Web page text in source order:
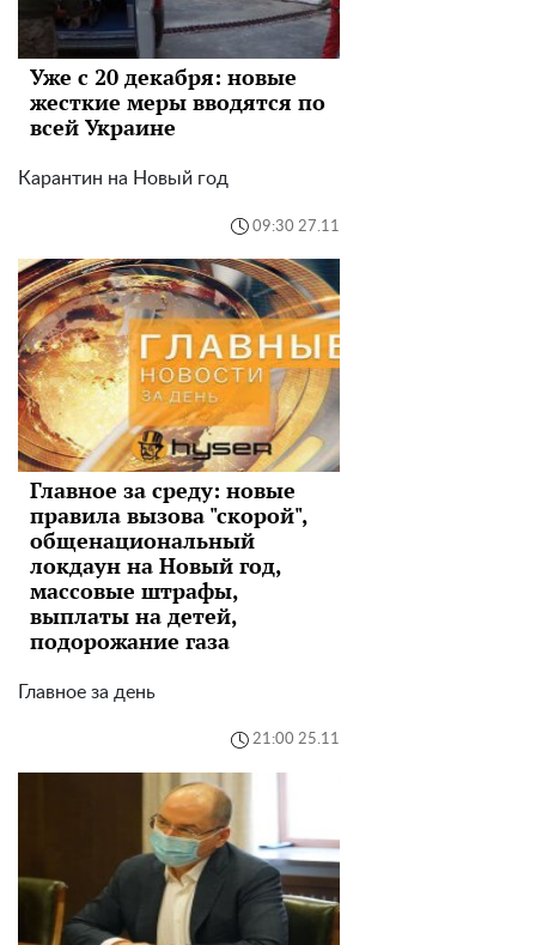
Уже с 20 декабря: новые
жесткие меры вводятся по
всей Украине
Карантин на Новый год
09:30 27.11
Главное за среду: новые
правила вызова "скорой",
общенациональный
локдаун на Новый год,
массовые штрафы,
выплаты на детей,
подорожание газа
Главное за день
21:00 25.11